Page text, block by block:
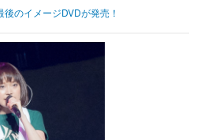
その他
のイメージDVDが発売！